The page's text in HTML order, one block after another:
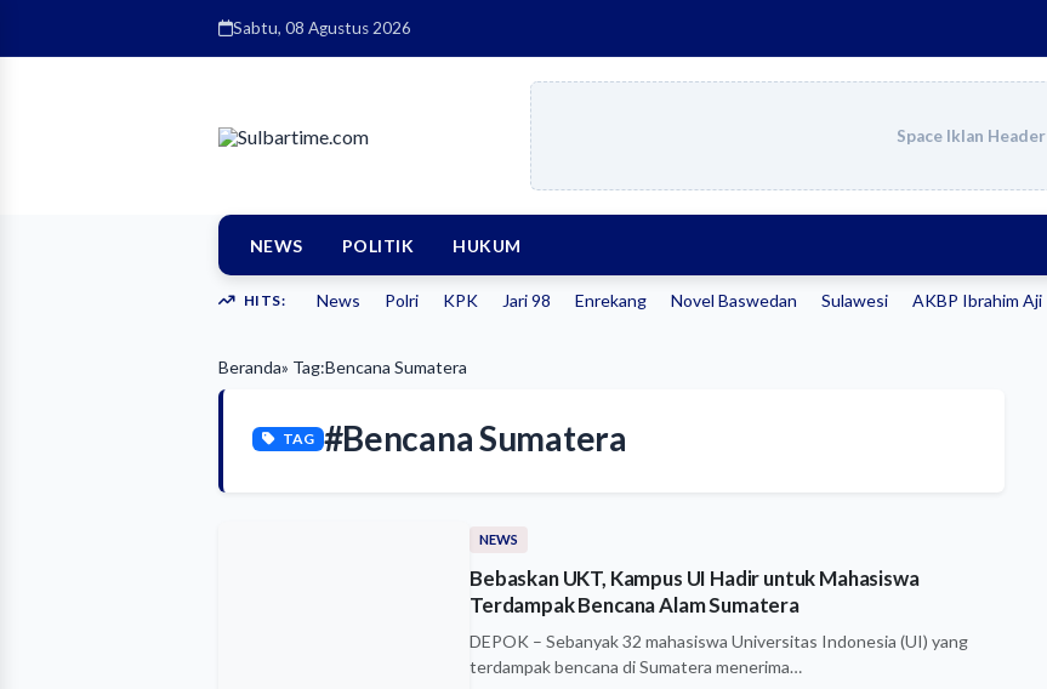
Sabtu, 08 Agustus 2026
Space Iklan Header
NEWS POLITIK HUKUM
HITS: News Polri KPK Jari 98 Enrekang Novel Baswedan Sulawesi AKBP Ibrahim Aji
Beranda» Tag:Bencana Sumatera
TAG #Bencana Sumatera
NEWS
Bebaskan UKT, Kampus UI Hadir untuk Mahasiswa
Terdampak Bencana Alam Sumatera
DEPOK – Sebanyak 32 mahasiswa Universitas Indonesia (UI) yang
terdampak bencana di Sumatera menerima…